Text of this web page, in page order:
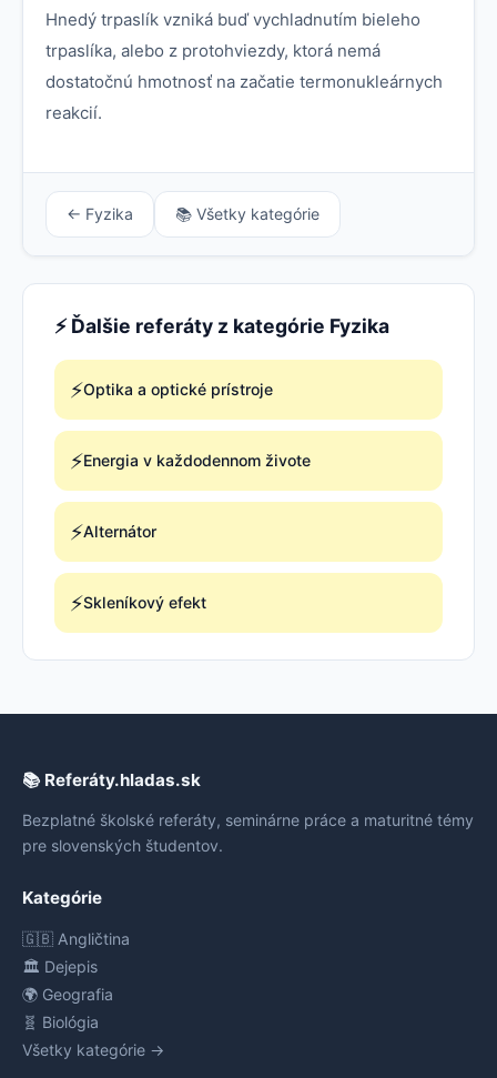
Hnedý trpaslík vzniká buď vychladnutím bieleho
trpaslíka, alebo z protohviezdy, ktorá nemá
dostatočnú hmotnosť na začatie termonukleárnych
reakcií.
← Fyzika 📚 Všetky kategórie
⚡ Ďalšie referáty z kategórie Fyzika
⚡Optika a optické prístroje
⚡Energia v každodennom živote
⚡Alternátor
⚡Skleníkový efekt
📚 Referáty.hladas.sk
Bezplatné školské referáty, seminárne práce a maturitné témy
pre slovenských študentov.
Kategórie
🇬🇧 Angličtina
🏛️ Dejepis
🌍 Geografia
🧬 Biológia
Všetky kategórie →